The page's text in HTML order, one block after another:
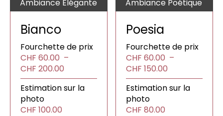
Ambiance Élégante
Bianco
Fourchette de prix
CHF 60.00 –
CHF 200.00
de
prix :
Estimation sur la
photo
CHF 100.00
Ambiance Poétique
Poesia
Fourchette de prix
CHF 60.00 –
CHF 150.00
de
prix :
Estimation sur la
photo
CHF 80.00